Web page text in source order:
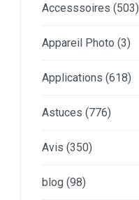
Accesssoires (503)
Appareil Photo (3)
Applications (618)
Astuces (776)
Avis (350)
blog (98)